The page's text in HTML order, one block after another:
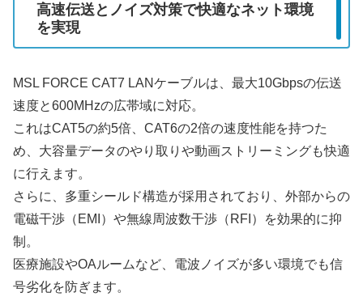
高速伝送とノイズ対策で快適なネット環境
を実現
MSL FORCE CAT7 LANケーブルは、最大10Gbpsの伝送
速度と600MHzの広帯域に対応。
これはCAT5の約5倍、CAT6の2倍の速度性能を持つた
め、大容量データのやり取りや動画ストリーミングも快適
に行えます。
さらに、多重シールド構造が採用されており、外部からの
電磁干渉（EMI）や無線周波数干渉（RFI）を効果的に抑
制。
医療施設やOAルームなど、電波ノイズが多い環境でも信
号劣化を防ぎます。